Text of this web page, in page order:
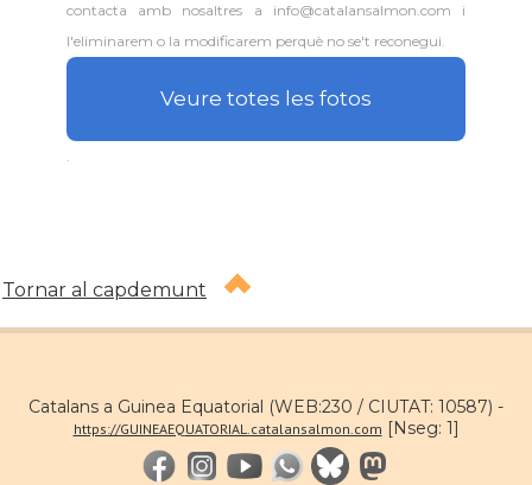
contacta amb nosaltres a info@catalansalmon.com i
l'eliminarem o la modificarem perquè no se't reconegui.
Veure totes les fotos
Tornar al capdemunt
Catalans a Guinea Equatorial (WEB:230 / CIUTAT: 10587) -
https://GUINEAEQUATORIAL.catalansalmon.com [Nseg: 1]